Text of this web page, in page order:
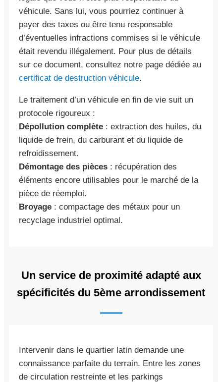
véhicule. Sans lui, vous pourriez continuer à
payer des taxes ou être tenu responsable
d’éventuelles infractions commises si le véhicule
était revendu illégalement. Pour plus de détails
sur ce document, consultez notre page dédiée au
certificat de destruction véhicule.
Le traitement d’un véhicule en fin de vie suit un
protocole rigoureux :
Dépollution complète : extraction des huiles, du
liquide de frein, du carburant et du liquide de
refroidissement.
Démontage des pièces : récupération des
éléments encore utilisables pour le marché de la
pièce de réemploi.
Broyage : compactage des métaux pour un
recyclage industriel optimal.
Un service de proximité adapté aux
spécificités du 5ème arrondissement
Intervenir dans le quartier latin demande une
connaissance parfaite du terrain. Entre les zones
de circulation restreinte et les parkings